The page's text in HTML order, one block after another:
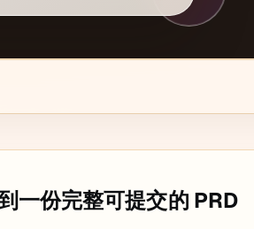
一份完整可提交的 PRD